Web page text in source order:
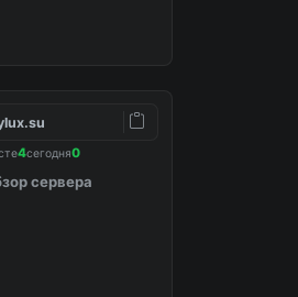
4сегодня0
сервера